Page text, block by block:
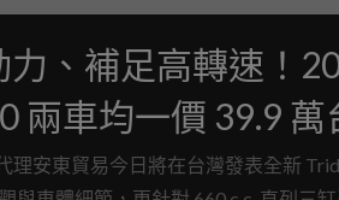
力、補足高轉速！
兩車均一價 39.9
理安東貿易今日將在台灣發表全新